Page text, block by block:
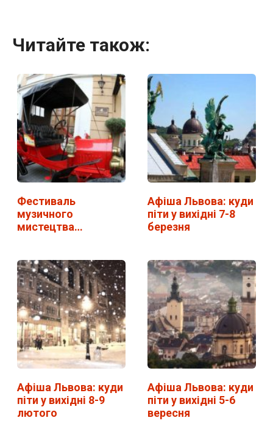
Читайте також:
Фестиваль
музичного
мистецтва
Афіша Львова: куди
піти у вихідні 7-8
березня
Афіша Львова: куди
піти у вихідні 8-9
лютого
Афіша Львова: куди
піти у вихідні 5-6
вересня